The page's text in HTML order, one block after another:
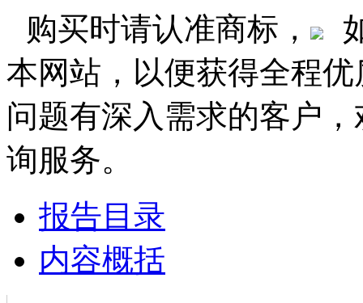
购买时请认准商标，
本网站，以便获得全程
问题有深入需求的客户
询服务。
报告目录
内容概括